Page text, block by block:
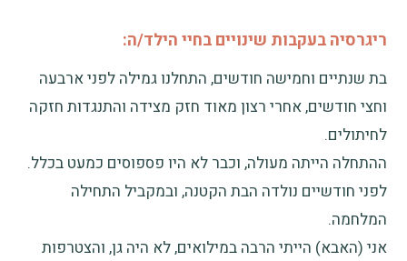
ריגרסיה בעקבות שינויים בחיי הילד/ה:
בת שנתיים וחמישה חודשים, התחלנו גמילה לפני ארבעה
וחצי חודשים, אחרי רצון מאוד חזק מצידה והתנגדות חזקה
לחיתולים.
ההתחלה הייתה מעולה, וכבר לא היו פספוסים כמעט בכלל.
לפני חודשיים נולדה הבת הקטנה, ובמקביל התחילה
המלחמה.
אני (האבא) הייתי הרבה במילואים, לא היה גן, והצטרפות